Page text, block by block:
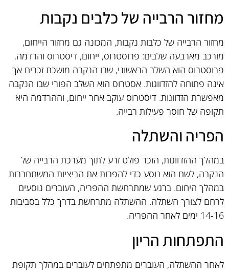
מחזור הרבייה של כלבים נקבות
מחזור הרבייה של כלבות נקבות, המכונה גם מחזור הייחום,
מורכב מארבעה שלבים: פרוסטרוס, ייחום, דיסטרוס והרדמה.
פרוסטרוס הוא השלב הראשוני, שבו הנקבה מושכת זכרים אך
אינה פתוחה להזדווגות. אסטרוס הוא השלב הפורי שבו הנקבה
מאפשרת הזדווגות. דיסטרוס עוקב אחר ייחום, וההרדמה היא
תקופה של חוסר פעילות רבייה.
הפריה והשתלה
במהלך ההזדווגות, הזכר פולט זרע לתוך מערכת הרבייה של
הנקבה, לשם הוא נוסע כדי להפרות את הביציות המשתחררות
במהלך היחום. ברגע שמתרחשת ההפריה, העוברים נוסעים
לרחם לצורך השתלה. ההשתלה מתרחשת בדרך כלל בסביבות
14-16 ימים לאחר ההפריה.
התפתחות הריון
לאחר ההשתלה, העוברים מתפתחים לעוברים במהלך תקופת